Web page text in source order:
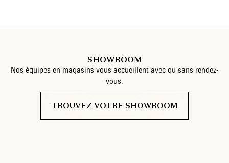
SHOWROOM
Nos équipes en magasins vous accueillent avec ou sans rendez-
vous.
TROUVEZ VOTRE SHOWROOM